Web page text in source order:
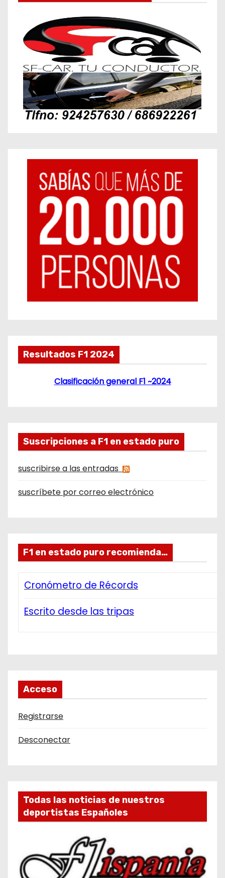
Resultados F1 2024
Clasificación general F1 ~2024
Suscripciones a F1 en estado puro
suscribirse a las entradas
suscríbete por correo electrónico
F1 en estado puro recomienda…
Cronómetro de Récords
Escrito desde las tripas
Acceso
Registrarse
Desconectar
Todas las noticias de nuestros
deportistas Españoles